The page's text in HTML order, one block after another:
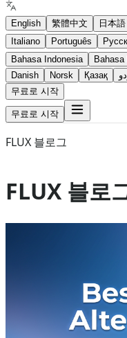
English 繁體中文 日本語
Italiano
Português
Bahasa Indonesia
Danish
Norsk Қазақ
무료로 시작
무료로 시작
FLUX 블로그
FLUX 블로